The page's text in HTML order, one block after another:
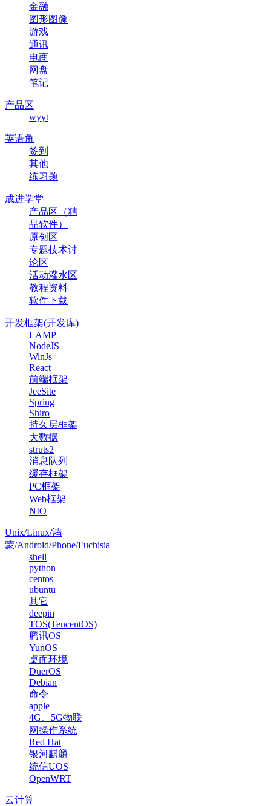
金融
图形图像
游戏
通讯
电商
网盘
笔记
产品区
wyyt
英语角
签到
其他
练习题
成进学堂
产品区（精
品软件）
原创区
专题技术讨
论区
活动灌水区
教程资料
软件下载
开发框架(开发库)
LAMP
NodeJS
WinJs
React
前端框架
JeeSite
Spring
Shiro
持久层框架
大数据
struts2
消息队列
缓存框架
PC框架
Web框架
NIO
Unix/Linux/鸿
蒙/Android/Phone/Fuchisia
shell
python
centos
ubuntu
其它
deepin
TOS(TencentOS)
腾讯OS
YunOS
桌面环境
DuerOS
Debian
命令
apple
4G、5G物联
网操作系统
Red Hat
银河麒麟
统信UOS
OpenWRT
云计算